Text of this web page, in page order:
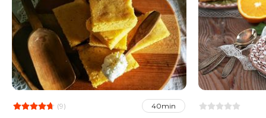
(9) 40min